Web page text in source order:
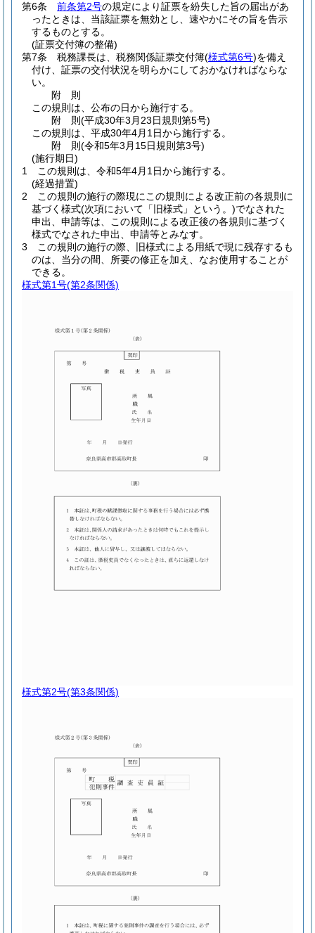
第6条
前条第2号の規定により証票を紛失した旨の届出があ
ったときは、当該証票を無効とし、速やかにその旨を告示
するものとする。
(証票交付簿の整備)
第7条
税務課長は、税務関係証票交付簿(様式第6号)を備え
付け、証票の交付状況を明らかにしておかなければならな
い。
附 則
この規則は、公布の日から施行する。
附 則(平成30年3月23日規則第5号)
この規則は、平成30年4月1日から施行する。
附 則(令和5年3月15日規則第3号)
(施行期日)
1
この規則は、令和5年4月1日から施行する。
(経過措置)
2
この規則の施行の際現にこの規則による改正前の各規則に
基づく様式(次項において「旧様式」という。)でなされた
申出、申請等は、この規則による改正後の各規則に基づく
様式でなされた申出、申請等とみなす。
3
この規則の施行の際、旧様式による用紙で現に残存するも
のは、当分の間、所要の修正を加え、なお使用することが
できる。
様式第1号(第2条関係)
様式第2号(第3条関係)